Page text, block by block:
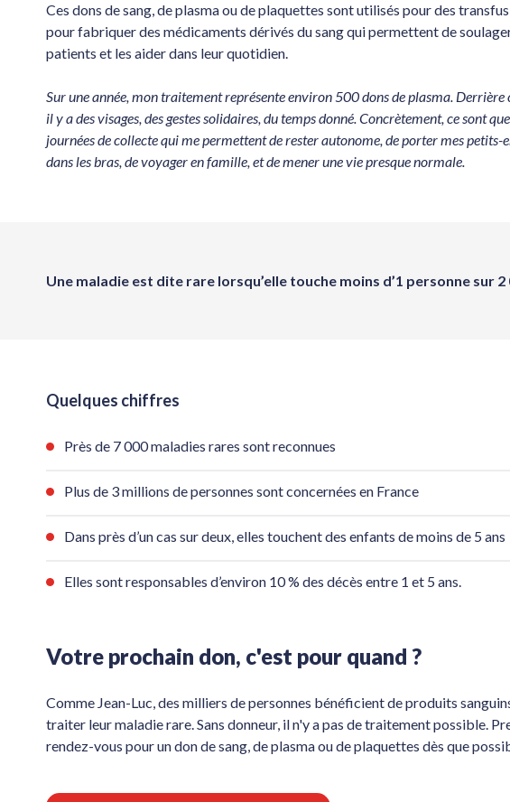
Ces dons de sang, de plasma ou de plaquettes sont utilisés pour des
pour fabriquer des médicaments dérivés du sang qui permettent de
patients et les aider dans leur quotidien.
Sur une année, mon traitement représente environ 500 dons de plasma. Derrière
il y a des visages, des gestes solidaires, du temps donné. Concrètement, ce sont
journées de collecte qui me permettent de rester autonome, de porter mes petits-
dans les bras, de voyager en famille, et de mener une vie presque normale.
Une maladie est dite rare lorsqu’elle touche moins d’1 personne sur 2
Quelques chiffres
Près de 7 000 maladies rares sont reconnues
Plus de 3 millions de personnes sont concernées en France
Dans près d’un cas sur deux, elles touchent des enfants de moins de 5 ans
Elles sont responsables d’environ 10 % des décès entre 1 et 5 ans.
Votre prochain don, c'est pour quand ?
Comme Jean-Luc, des milliers de personnes bénéficient de produits
traiter leur maladie rare. Sans donneur, il n'y a pas de traitement possible.
rendez-vous pour un don de sang, de plasma ou de plaquettes dès que